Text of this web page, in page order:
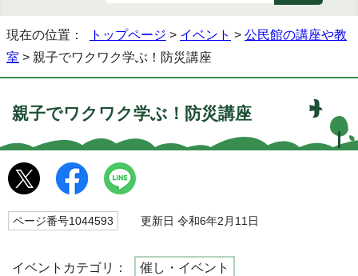
現在の位置： トップページ > イベント > 公民館の講座や教
室 > 親子でワクワク学ぶ！防災講座
親子でワクワク学ぶ！防災講座
ページ番号1044593 更新日 令和6年2月11日
イベントカテゴリ： 催し・イベント